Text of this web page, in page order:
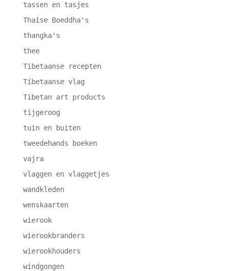
tassen en tasjes
Thaise Boeddha's
thangka's
thee
Tibetaanse recepten
Tibetaanse vlag
Tibetan art products
tijgeroog
tuin en buiten
tweedehands boeken
vajra
vlaggen en vlaggetjes
wandkleden
wenskaarten
wierook
wierookbranders
wierookhouders
windgongen